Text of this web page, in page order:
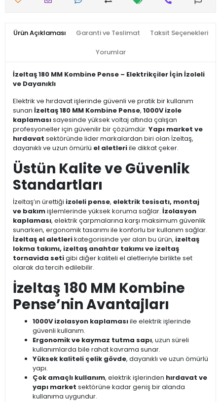
Ürün Açıklaması Garanti ve Teslimat Taksit Seçenekleri
Yorumlar
İzeltaş 180 MM Kombine Pense – Elektrikçiler İçin İzoleli
ve Dayanıklı
Elektrik ve hırdavat işlerinde güvenli ve pratik bir kullanım
sunan İzeltaş 180 MM Kombine Pense, 1000V izole
kaplamasısayesinde yüksek voltaj altında çalışan
profesyoneller için güvenilir bir çözümdür. Yapı market ve
hırdavat sektöründe lider markalardan biri olan İzeltaş,
dayanıklı ve uzun ömürlü el aletleriile dikkat çeker.
Üstün Kalite ve Güvenlik
Standartları
İzeltaş’ın ürettiği izoleli pense, elektrik tesisatı, montaj
ve bakımişlemlerinde yüksek koruma sağlar. İzolasyon
kaplaması, elektrik çarpmalarına karşı maksimum güvenlik
sunarken, ergonomik tasarımı ile konforlu bir kullanım sağlar.
İzeltaş el aletlerikategorisinde yer alan bu ürün, izeltaş
lokma takımı, izeltaş anahtar takımı ve izeltaş
tornavida setigibi diğer kaliteli el aletleriyle birlikte set
olarak da tercih edilebilir.
İzeltaş 180 MM Kombine
Pense’nin Avantajları
1000V izolasyon kaplamasıile elektrik işlerinde
güvenli kullanım.
Ergonomik ve kaymaz tutma sapı, uzun süreli
kullanımlarda bile rahat kavrama sunar.
Yüksek kaliteli çelik gövde, dayanıklı ve uzun ömürlü
yapı.
Çok amaçlı kullanım, elektrik işlerinden hırdavat ve
yapı market sektörüne kadar geniş bir alanda
kullanıma uygundur.